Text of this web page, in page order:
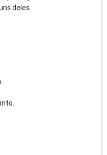
deles.